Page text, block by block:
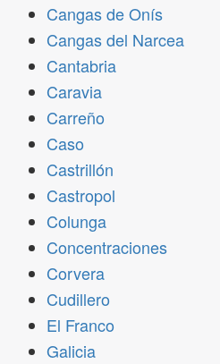
Cangas de Onís
Cangas del Narcea
Cantabria
Caravia
Carreño
Caso
Castrillón
Castropol
Colunga
Concentraciones
Corvera
Cudillero
El Franco
Galicia